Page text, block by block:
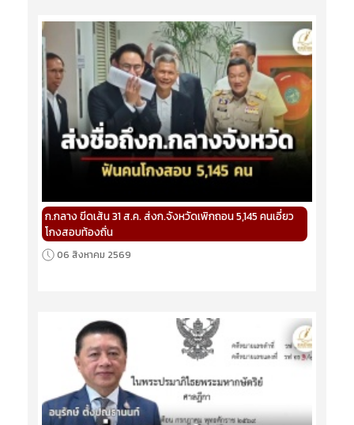
ก.กลาง ขีดเส้น 31 ส.ค. ส่งก.จังหวัดเพิกถอน 5,145 คนเอี่ยว
โกงสอบท้องถิ่น
06 สิงหาคม 2569